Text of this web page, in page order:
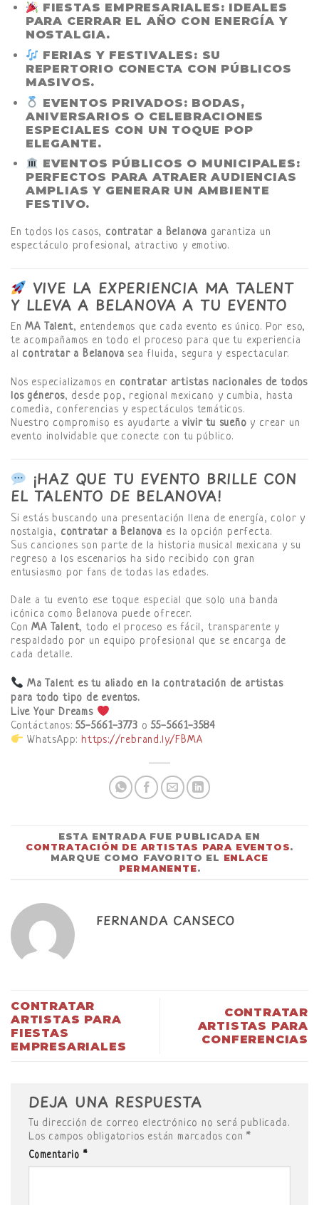
FIESTAS EMPRESARIALES: IDEALES
PARA CERRAR EL AÑO CON ENERGÍA Y
NOSTALGIA.
FERIAS Y FESTIVALES: SU
REPERTORIO CONECTA CON PÚBLICOS
MASIVOS.
EVENTOS PRIVADOS: BODAS,
ANIVERSARIOS O CELEBRACIONES
ESPECIALES CON UN TOQUE POP
ELEGANTE.
EVENTOS PÚBLICOS O MUNICIPALES:
PERFECTOS PARA ATRAER AUDIENCIAS
AMPLIAS Y GENERAR UN AMBIENTE
FESTIVO.
En todos los casos, contratar a Belanova garantiza un
espectáculo profesional, atractivo y emotivo.
VIVE LA EXPERIENCIA MA TALENT
Y LLEVA A BELANOVA A TU EVENTO
EnMA Talent, entendemos que cada evento es único. Por eso,
te acompañamos en todo el proceso para que tu experiencia
al contratar a Belanova sea fluida, segura y espectacular.
Nos especializamos en contratar artistas nacionales de todos
los géneros, desde pop, regional mexicano y cumbia, hasta
comedia, conferencias y espectáculos temáticos.
Nuestro compromiso es ayudarte avivir tu sueño y crear un
evento inolvidable que conecte con tu público.
¡HAZ QUE TU EVENTO BRILLE CON
EL TALENTO DE BELANOVA!
Si estás buscando una presentación llena de energía, color y
nostalgia, contratar a Belanova es la opción perfecta.
Sus canciones son parte de la historia musical mexicana y su
regreso a los escenarios ha sido recibido con gran
entusiasmo por fans de todas las edades.
Dale a tu evento ese toque especial que solo una banda
icónica como Belanova puede ofrecer.
ConMA Talent, todo el proceso es fácil, transparente y
respaldado por un equipo profesional que se encarga de
cada detalle.
Ma Talent es tu aliado en la contratación de artistas
para todo tipo de eventos.
Live Your Dreams
Contáctanos:55-5661-3773 o55-5661-3584
WhatsApp:https://rebrand.ly/FBMA
ESTA ENTRADA FUE PUBLICADA EN
CONTRATACIÓN DE ARTISTAS PARA EVENTOS.
MARQUE COMO FAVORITO EL ENLACE
PERMANENTE.
FERNANDA CANSECO
CONTRATAR
ARTISTAS PARA
FIESTAS
EMPRESARIALES
CONTRATAR
ARTISTAS PARA
CONFERENCIAS
DEJA UNA RESPUESTA
Tu dirección de correo electrónico no será publicada.
Los campos obligatorios están marcados con*
Comentario *